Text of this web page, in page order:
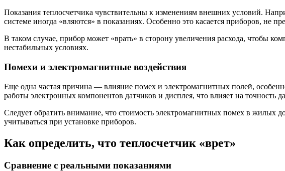
Показания теплосчетчика чувствительны к изменениям внешних условий.
системе иногда «вляются» в показаниях. Особенно это касается приборов, не
В таком случае, прибор может «врать» в сторону увеличения расхода, чтобы
нестабильных условиях.
Помехи и электромагнитные воздействия
Еще одна частая причина — влияние помех и электромагнитных полей,
работы электронных компонентов датчиков и дисплея, что влияет на точность
Следует обратить внимание, что стоимость электромагнитных помех в жилых
учитываться при установке приборов.
Как определить, что теплосчетчик «врет»
Сравнение с реальными показаниями